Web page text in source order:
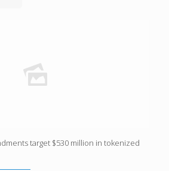
target $530 million in tokenized